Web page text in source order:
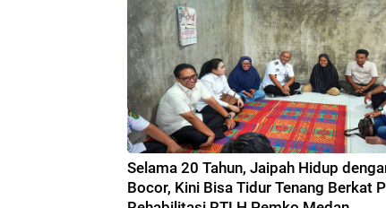
Selama 20 Tahun, Jaipah Hidup
Bocor, Kini Bisa Tidur Tenang Berkat